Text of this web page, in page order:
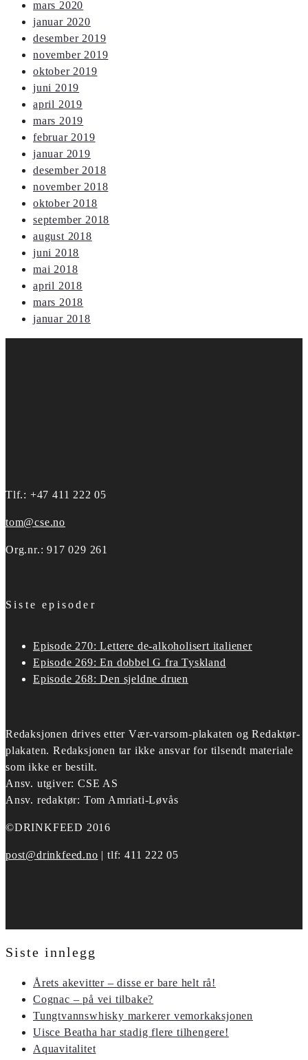
mars 2020
januar 2020
desember 2019
november 2019
oktober 2019
juni 2019
april 2019
mars 2019
februar 2019
januar 2019
desember 2018
november 2018
oktober 2018
september 2018
august 2018
juni 2018
mai 2018
april 2018
mars 2018
januar 2018
Tlf.: +47 411 222 05
tom@cse.no
Org.nr.: 917 029 261
Siste episoder
Episode 270: Lettere de-alkoholisert italiener
Episode 269: En dobbel G fra Tyskland
Episode 268: Den sjeldne druen
Redaksjonen drives etter Vær-varsom-plakaten og Redaktør-
plakaten. Redaksjonen tar ikke ansvar for tilsendt materiale
som ikke er bestilt.
Ansv. utgiver: CSE AS
Ansv. redaktør: Tom Amriati-Løvås
©DRINKFEED 2016
post@drinkfeed.no | tlf: 411 222 05
Siste innlegg
Årets akevitter – disse er bare helt rå!
Cognac – på vei tilbake?
Tungtvannswhisky markerer vemorkaksjonen
Uisce Beatha har stadig flere tilhengere!
Aquavitalitet